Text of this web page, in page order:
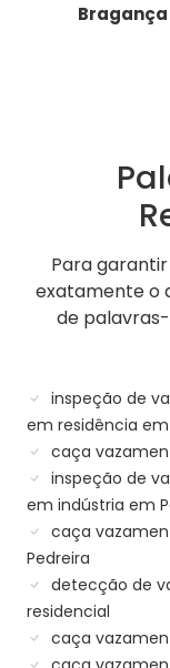
Para
exatamente o
de
inspeção de
em residência em
caça
inspeção de
em indústria em
caça
Pedreira
detecção de
residencial
caça